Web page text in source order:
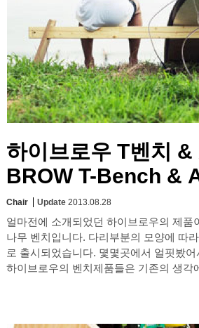
하이브로우 T벤치
BROW T-Bench &
Chair Update 2013.08.28
얼마전에 소개되었던 하이브로우의 제품
나무 벤치입니다. 다리부분의 모양에 따
로 출시되었습니다. 몇몇곳에서 얼핏봤어서 기대하고 있엇는데,
하이브로우의 벤치제품들은 기존의 생각